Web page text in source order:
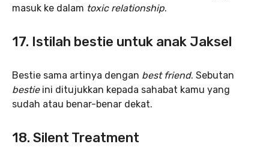
masuk ke dalam toxic relationship.
17. Istilah bestie untuk anak Jaksel
Bestie sama artinya dengan best friend. Sebutan
bestieini ditujukkan kepada sahabat kamu yang
sudah atau benar-benar dekat.
18. Silent Treatment